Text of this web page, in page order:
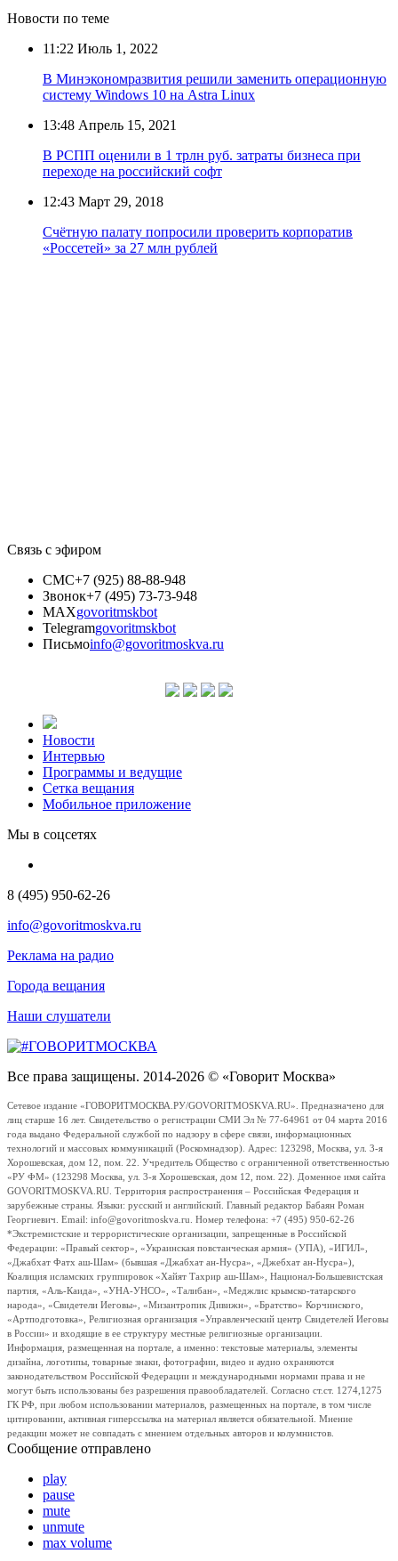
Новости по теме
11:22 Июль 1, 2022
В Минэкономразвития решили заменить операционную
систему Windows 10 на Astra Linux
13:48 Апрель 15, 2021
В РСПП оценили в 1 трлн руб. затраты бизнеса при
переходе на российский софт
12:43 Март 29, 2018
Счётную палату попросили проверить корпоратив
«Россетей» за 27 млн рублей
Связь с эфиром
СМС+7 (925) 88-88-948
Звонок+7 (495) 73-73-948
MAXgovoritmskbot
Telegramgovoritmskbot
Письмоinfo@govoritmoskva.ru
Новости
Интервью
Программы и ведущие
Сетка вещания
Мобильное приложение
Мы в соцсетях
8 (495) 950-62-26
info@govoritmoskva.ru
Реклама на радио
Города вещания
Наши слушатели
Все права защищены. 2014-2026 © «Говорит Москва»
Сетевое издание «ГОВОРИТМОСКВА.РУ/GOVORITMOSKVA.RU». Предназначено для
лиц старше 16 лет. Свидетельство о регистрации СМИ Эл № 77-64961 от 04 марта 2016
года выдано Федеральной службой по надзору в сфере связи, информационных
технологий и массовых коммуникаций (Роскомнадзор). Адрес: 123298, Москва, ул. 3-я
Хорошевская, дом 12, пом. 22. Учредитель Общество с ограниченной ответственностью
«РУ ФМ» (123298 Москва, ул. 3-я Хорошевская, дом 12, пом. 22). Доменное имя сайта
GOVORITMOSKVA.RU. Территория распространения – Российская Федерация и
зарубежные страны. Языки: русский и английский. Главный редактор Бабаян Роман
Георгиевич. Email: info@govoritmoskva.ru. Номер телефона: +7 (495) 950-62-26
*Экстремистские и террористические организации, запрещенные в Российской
Федерации: «Правый сектор», «Украинская повстанческая армия» (УПА), «ИГИЛ»,
«Джабхат Фатх аш-Шам» (бывшая «Джабхат ан-Нусра», «Джебхат ан-Нусра»),
Коалиция исламских группировок «Хайят Тахрир аш-Шам», Национал-Большевистская
партия, «Аль-Каида», «УНА-УНСО», «Талибан», «Меджлис крымско-татарского
народа», «Свидетели Иеговы», «Мизантропик Дивижн», «Братство» Корчинского,
«Артподготовка», Религиозная организация «Управленческий центр Свидетелей Иеговы
в России» и входящие в ее структуру местные религиозные организации.
Информация, размещенная на портале, а именно: текстовые материалы, элементы
дизайна, логотипы, товарные знаки, фотографии, видео и аудио охраняются
законодательством Российской Федерации и международными нормами права и не
могут быть использованы без разрешения правообладателей. Согласно ст.ст. 1274,1275
ГК РФ, при любом использовании материалов, размещенных на портале, в том числе
цитировании, активная гиперссылка на материал является обязательной. Мнение
редакции может не совпадать с мнением отдельных авторов и колумнистов.
Сообщение отправлено
play
pause
mute
unmute
max volume